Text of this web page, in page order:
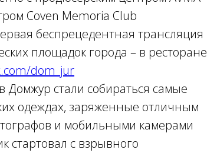
Coven Memoria Club
беспрецедентная трансляция
площадок города – в ресторане
dom_jur
Домжур стали собираться самые
одеждах, заряженные отличным
и мобильными камерами
стартовал с взрывного